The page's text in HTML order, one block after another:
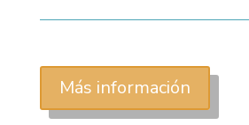
Más información